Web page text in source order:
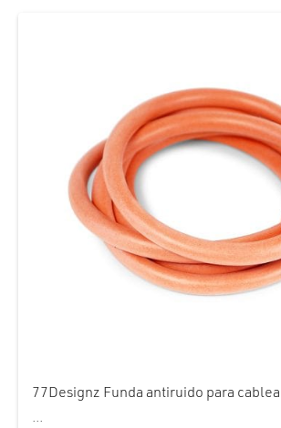
77Designz Funda antiruido para
...